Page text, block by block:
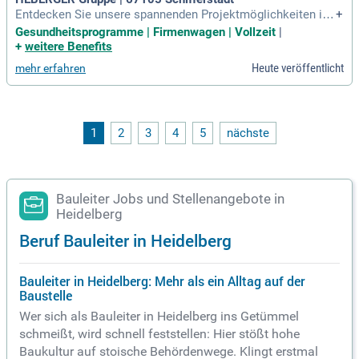
Entdecken Sie unsere spannenden Projektmöglichkeiten im
Wohnungs-, Verwaltungs-, Gewerbe- und Industriebau. Wir s
chaffen anspruchsvolle Architektur, die Funktionalität und la
ert Rohbauten, schlüsselfertige Neubauten und Erweiterung
en. Wir unterstützen Sie partnerschaftlich mit innovativen K
amischen Teams, das Teamwork und kontinuierliche Prozes
soptimierung durch Lean Construction priorisiert. Überneh
+
Gesundheitsprogramme | Firmenwagen | Vollzeit
+ weitere Benefits
mehr erfahren Heute veröffentlicht
1 2 3 4 5 nächste
Bauleiter Jobs und Stellenangebote in
Heidelberg
Beruf Bauleiter in Heidelberg
Bauleiter in Heidelberg: Mehr als ein Alltag auf der
Baustelle
Wer sich als Bauleiter in Heidelberg ins Getümmel
schmeißt, wird schnell feststellen: Hier stößt hohe
Baukultur auf stoische Behördenwege. Klingt erstmal